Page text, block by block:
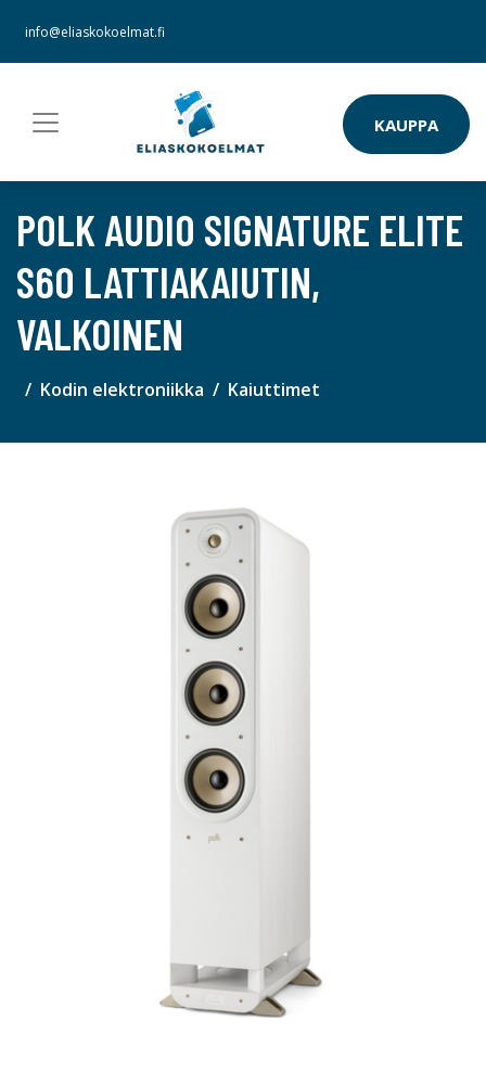
info@eliaskokoelmat.fi
KAUPPA
POLK AUDIO SIGNATURE ELITE
S60 LATTIAKAIUTIN,
VALKOINEN
Kodin elektroniikka Kaiuttimet